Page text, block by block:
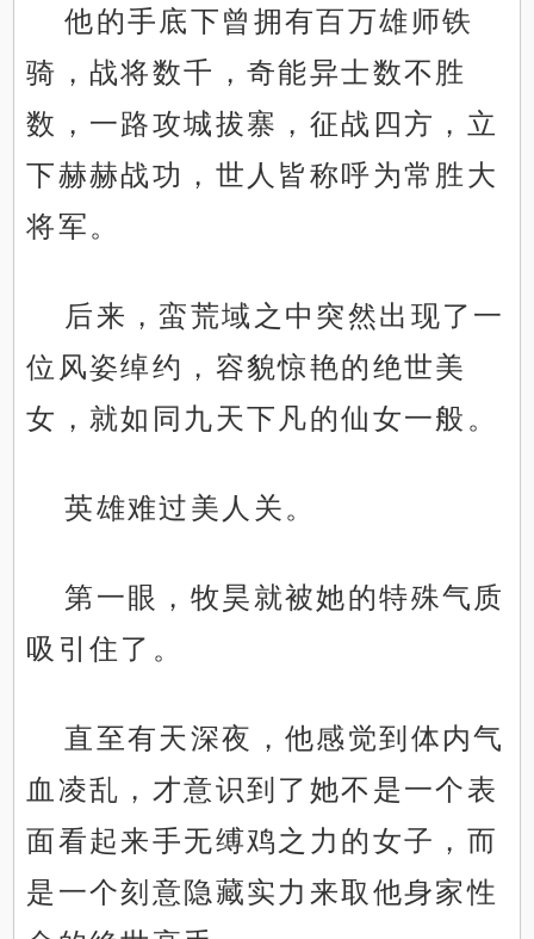
他的手底下曾拥有百万雄师铁
骑，战将数千，奇能异士数不胜
数，一路攻城拔寨，征战四方，立
下赫赫战功，世人皆称呼为常胜大
将军。
后来，蛮荒域之中突然出现了一
位风姿绰约，容貌惊艳的绝世美
女，就如同九天下凡的仙女一般。
英雄难过美人关。
第一眼，牧昊就被她的特殊气质
吸引住了。
直至有天深夜，他感觉到体内气
血凌乱，才意识到了她不是一个表
面看起来手无缚鸡之力的女子，而
是一个刻意隐藏实力来取他身家性